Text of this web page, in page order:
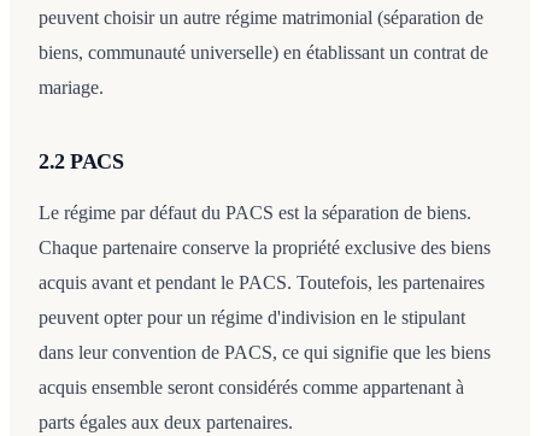
peuvent choisir un autre régime matrimonial (séparation de
biens, communauté universelle) en établissant un contrat de
mariage.
2.2 PACS
Le régime par défaut du PACS est la séparation de biens.
Chaque partenaire conserve la propriété exclusive des biens
acquis avant et pendant le PACS. Toutefois, les partenaires
peuvent opter pour un régime d'indivision en le stipulant
dans leur convention de PACS, ce qui signifie que les biens
acquis ensemble seront considérés comme appartenant à
parts égales aux deux partenaires.